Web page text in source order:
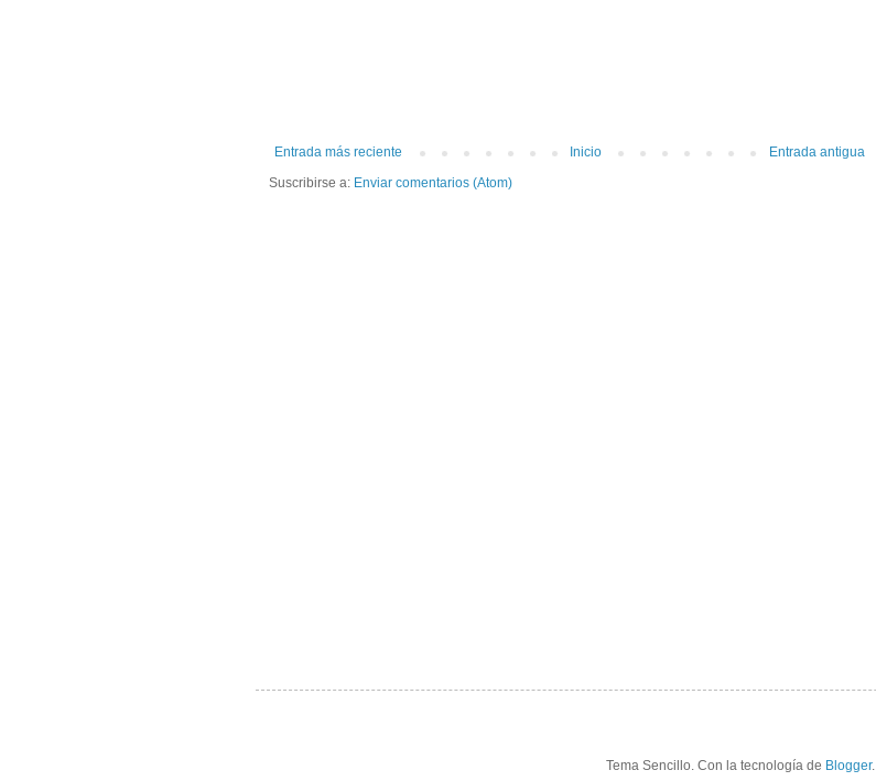
Entrada más reciente Entrada antigua
Inicio
Suscribirse a: Enviar comentarios (Atom)
Tema Sencillo. Con la tecnología de Blogger.